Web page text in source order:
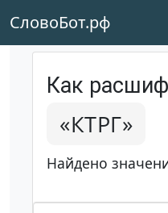
СловоБот.рф
Как
«КТРГ»
Найдено